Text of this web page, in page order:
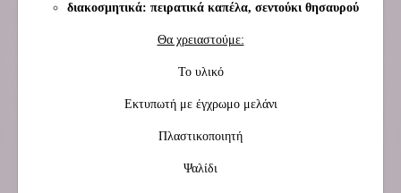
διακοσμητικά: πειρατικά καπέλα, σεντούκι θησαυρού
Θα χρειαστούμε:
Το υλικό
Εκτυπωτή με έγχρωμο μελάνι
Πλαστικοποιητή
Ψαλίδι